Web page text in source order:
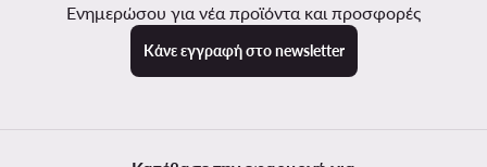
Ενημερώσου για νέα προϊόντα και προσφορές
Κάνε εγγραφή στο newsletter